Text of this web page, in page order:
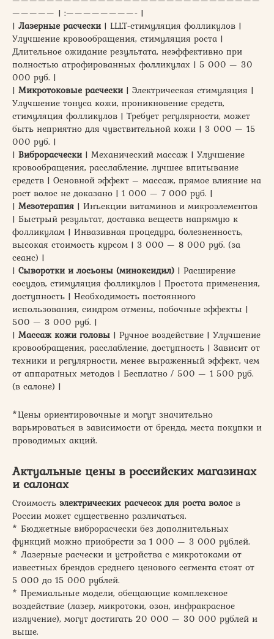
————— | :————————- |
| Лазерные расчески| LLLT-стимуляция фолликулов |
Улучшение кровообращения, стимуляция роста |
Длительное ожидание результата, неэффективно при
полностью атрофированных фолликулах | 5 000 — 30
000 руб. |
| Микротоковые расчески| Электрическая стимуляция |
Улучшение тонуса кожи, проникновение средств,
стимуляция фолликулов | Требует регулярности, может
быть неприятно для чувствительной кожи | 3 000 — 15
000 руб. |
| Виброрасчески| Механический массаж | Улучшение
кровообращения, расслабление, лучшее впитывание
средств | Основной эффект – массаж, прямое влияние на
рост волос не доказано | 1 000 — 7 000 руб. |
| Мезотерапия | Инъекции витаминов и микроэлементов
| Быстрый результат, доставка веществ напрямую к
фолликулам | Инвазивная процедура, болезненность,
высокая стоимость курсом | 3 000 — 8 000 руб. (за
сеанс) |
| Сыворотки и лосьоны (миноксидил) | Расширение
сосудов, стимуляция фолликулов | Простота применения,
доступность | Необходимость постоянного
использования, синдром отмены, побочные эффекты |
500 — 3 000 руб. |
| Массаж кожи головы | Ручное воздействие | Улучшение
кровообращения, расслабление, доступность | Зависит от
техники и регулярности, менее выраженный эффект, чем
от аппаратных методов | Бесплатно / 500 — 1 500 руб.
(в салоне) |
*Цены ориентировочные и могут значительно
варьироваться в зависимости от бренда, места покупки и
проводимых акций.
Актуальные цены в российских магазинах
и салонах
Стоимость электрических расчесок для роста волос в
России может существенно различаться.
* Бюджетные виброрасчески без дополнительных
функций можно приобрести за 1 000 — 3 000 рублей.
* Лазерные расчески и устройства с микротоками от
известных брендов среднего ценового сегмента стоят от
5 000 до 15 000 рублей.
* Премиальные модели, обещающие комплексное
воздействие (лазер, микротоки, озон, инфракрасное
излучение), могут достигать 20 000 — 30 000 рублей и
выше.